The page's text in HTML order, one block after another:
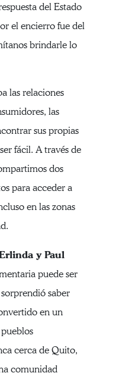
del Estado
el encierro fue del
brindarle lo
las relaciones
las
sus propias
fácil. A través de
dos
para acceder a
en las zonas
y Paul
puede ser
saber
en un
cerca de Quito,
comunidad